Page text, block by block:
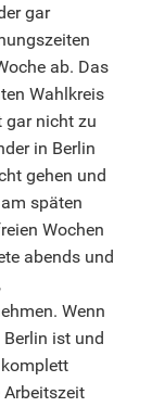
gar
ab. Das
Wahlkreis
gar nicht zu
in Berlin
gehen und
späten
Wochen
abends und
Wenn
ist und